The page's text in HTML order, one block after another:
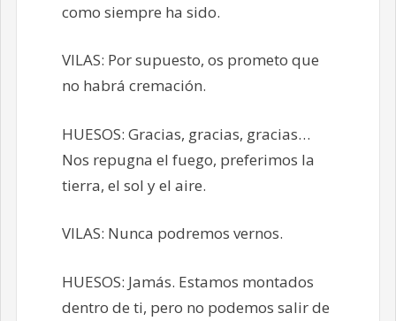
como siempre ha sido.
VILAS: Por supuesto, os prometo que
no habrá cremación.
HUESOS: Gracias, gracias, gracias…
Nos repugna el fuego, preferimos la
tierra, el sol y el aire.
VILAS: Nunca podremos vernos.
HUESOS: Jamás. Estamos montados
dentro de ti, pero no podemos salir de